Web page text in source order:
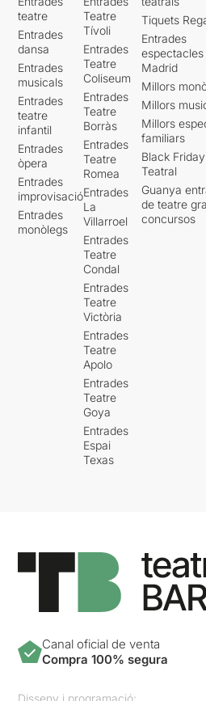
teatre
Entrades
dansa
Entrades
musicals
Entrades
teatre
infantil
Entrades
òpera
Entrades
improvisació
Entrades
monòlegs
Teatre
Tívoli
Entrades
Teatre
Coliseum
Entrades
Teatre
Borràs
Entrades
Teatre
Romea
Entrades
La
Villarroel
Entrades
Teatre
Condal
Entrades
Teatre
Victòria
Entrades
Teatre
Apolo
Entrades
Teatre
Goya
Entrades
Espai
Texas
Tiquets
Entrades
espectacles
Madrid
Millors
Millors
Millors
familiars
Black Friday
Teatral
Guanya
de teatre
concursos
Canal oficial de venta
Compra 100% segura